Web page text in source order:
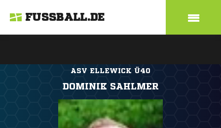
FUSSBALL.DE
ASV ELLEWICK Ü40
DOMINIK SAHLMER